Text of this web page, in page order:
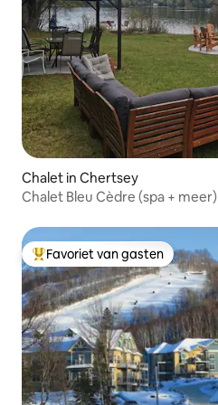
Chalet in Chertsey
Chalet Bleu Cèdre (spa + meer)
Topfavoriet van gasten
Favoriet van gasten